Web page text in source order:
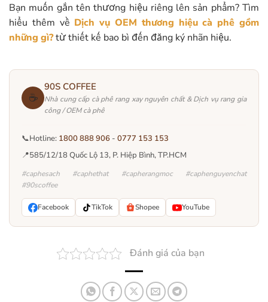
Bạn muốn gắn tên thương hiệu riêng lên sản phẩm? Tìm
hiểu thêm về Dịch vụ OEM thương hiệu cà phê gồm
những gì?từ thiết kế bao bì đến đăng ký nhãn hiệu.
☕
90S COFFEE
Nhà cung cấp cà phê rang xay nguyên chất & Dịch vụ rang gia
công / OEM cà phê
📞Hotline: 1800 888 906 - 0777 153 153
📍585/12/18 Quốc Lộ 13, P. Hiệp Bình, TP.HCM
#caphesach #caphethat #capherangmoc #caphenguyenchat
#90scoffee
Facebook TikTok Shopee YouTube
Đánh giá của bạn